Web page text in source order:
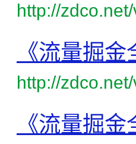
http://
《流量掘
http://
《流量掘